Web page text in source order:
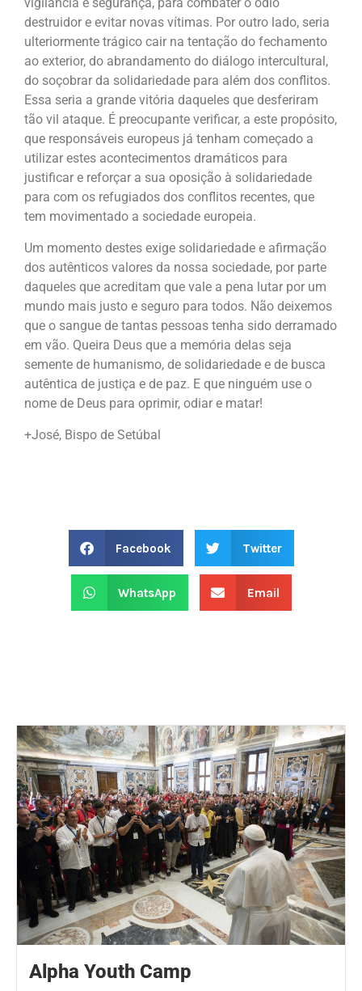
destruidor e evitar novas vítimas. Por outro lado, seria
ulteriormente trágico cair na tentação do fechamento
ao exterior, do abrandamento do diálogo intercultural,
do soçobrar da solidariedade para além dos conflitos.
Essa seria a grande vitória daqueles que desferiram
tão vil ataque. É preocupante verificar, a este propósito,
que responsáveis europeus já tenham começado a
utilizar estes acontecimentos dramáticos para
justificar e reforçar a sua oposição à solidariedade
para com os refugiados dos conflitos recentes, que
tem movimentado a sociedade europeia.
Um momento destes exige solidariedade e afirmação
dos autênticos valores da nossa sociedade, por parte
daqueles que acreditam que vale a pena lutar por um
mundo mais justo e seguro para todos. Não deixemos
que o sangue de tantas pessoas tenha sido derramado
em vão. Queira Deus que a memória delas seja
semente de humanismo, de solidariedade e de busca
autêntica de justiça e de paz. E que ninguém use o
nome de Deus para oprimir, odiar e matar!
+José, Bispo de Setúbal
Facebook Twitter
WhatsApp Email
Alpha Youth Camp